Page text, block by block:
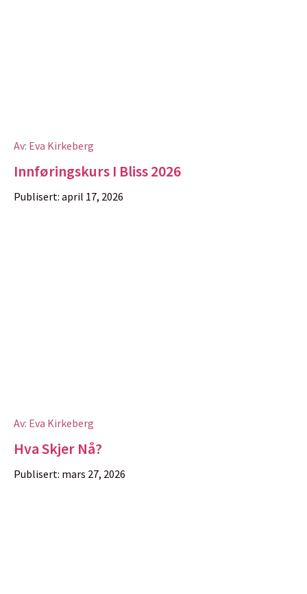
Av: Eva Kirkeberg
Innføringskurs I Bliss 2026
Publisert: april 17, 2026
Av: Eva Kirkeberg
Hva Skjer Nå?
Publisert: mars 27, 2026